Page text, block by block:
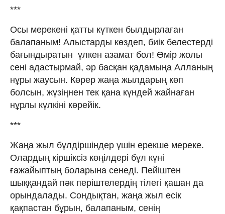
***
Осы мерекені қатты күткен былдырлаған
балапаным! Алыстарды көздеп, биік белестерді
бағындыратын үлкен азамат бол! Өмір жолы
сені адастырмай, әр басқан қадамыңа Алланың
нұры жаусын. Көрер жаңа жылдарың көп
болсын, жүзіңнен тек қана күндей жайнаған
нұрлы күлкіні көрейік.
***
Жаңа жыл бүлдіршіндер үшін ерекше мереке.
Олардың кіршіксіз көңілдері бұл күні
ғажайыптың боларына сенеді. Пейіштен
шыққандай пәк періштелердің тілегі қашан да
орындалады. Сондықтан, жаңа жыл есік
қақпастан бұрын, балапаным, сенің